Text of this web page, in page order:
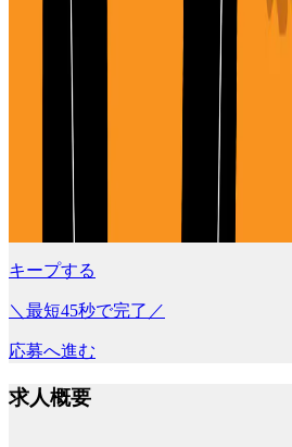
キープする
＼最短45秒で完了／
応募へ進む
求人概要